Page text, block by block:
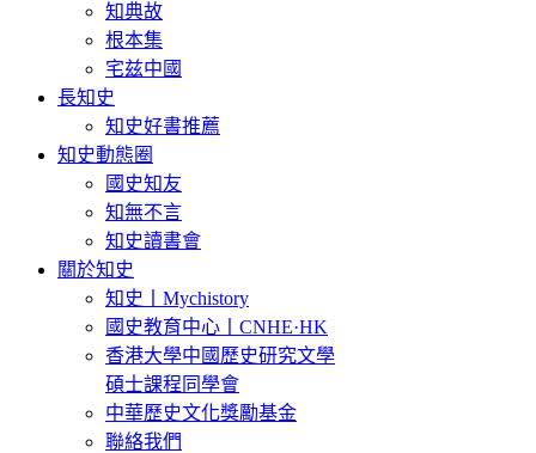
知典故
根本集
宅兹中國
長知史
知史好書推薦
知史動態圈
國史知友
知無不言
知史讀書會
關於知史
知史丨Mychistory
國史教育中心丨CNHE·HK
香港大學中國歷史研究文學
碩士課程同學會
中華歷史文化獎勵基金
聯絡我們